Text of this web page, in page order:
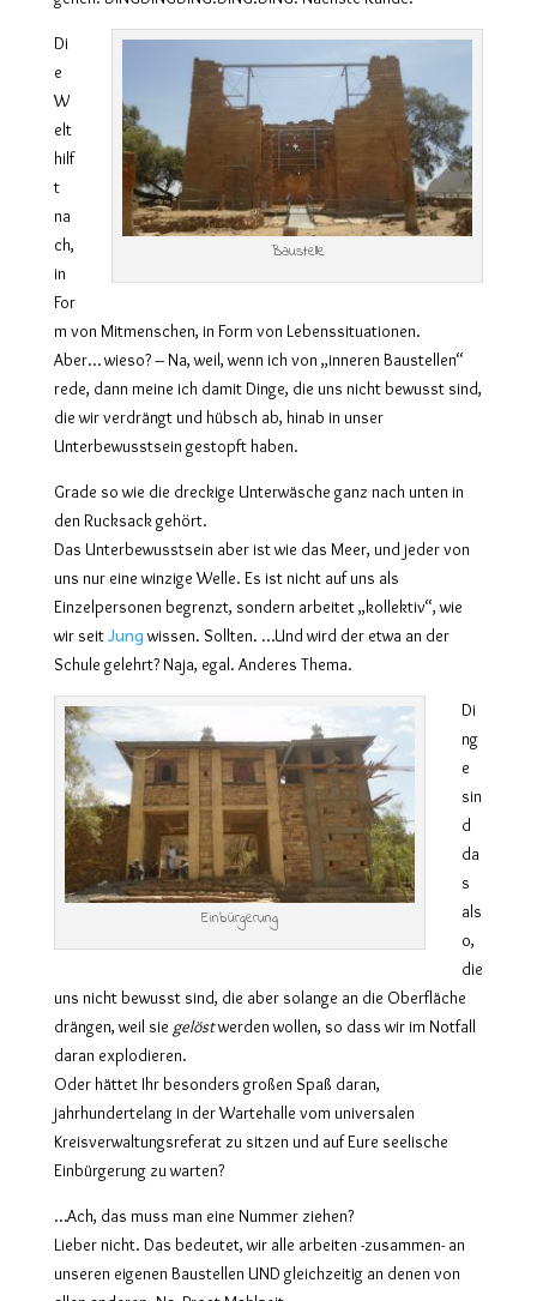
Baustelle
Di
e
W
elt
hilf
t
na
ch,
in
For
m von Mitmenschen, in Form von Lebenssituationen.
Aber… wieso? – Na, weil, wenn ich von „inneren Baustellen“
rede, dann meine ich damit Dinge, die uns nicht bewusst sind,
die wir verdrängt und hübsch ab, hinab in unser
Unterbewusstsein gestopft haben.
Grade so wie die dreckige Unterwäsche ganz nach unten in
den Rucksack gehört.
Das Unterbewusstsein aber ist wie das Meer, und jeder von
uns nur eine winzige Welle. Es ist nicht auf uns als
Einzelpersonen begrenzt, sondern arbeitet „kollektiv“, wie
wir seitJungwissen. Sollten. …Und wird der etwa an der
Schule gelehrt? Naja, egal. Anderes Thema.
Einbürgerung
Di
ng
e
sin
d
da
s
als
o,
die
uns nicht bewusst sind, die aber solange an die Oberfläche
drängen, weil sie gelöstwerden wollen, so dass wir im Notfall
daran explodieren.
Oder hättet Ihr besonders großen Spaß daran,
jahrhundertelang in der Wartehalle vom universalen
Kreisverwaltungsreferat zu sitzen und auf Eure seelische
Einbürgerung zu warten?
…Ach, das muss man eine Nummer ziehen?
Lieber nicht. Das bedeutet, wir alle arbeiten -zusammen- an
unseren eigenen Baustellen UND gleichzeitig an denen von